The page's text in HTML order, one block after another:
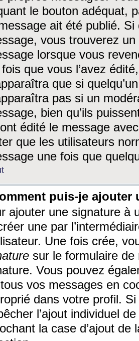
le bouton adéquat,
ait été publié. Si
vous trouverez
lorsque vous
que vous l’avez
que si
pas si un
bien qu’ils
édité le message
que les utilisateurs
une fois que
puis-je ajouter
ajouter une signature à
une par
Une fois crée,
sur le formulaire de
Vous pouvez
vos messages en
dans votre profil.
l’ajout individuel
la case d’ajout